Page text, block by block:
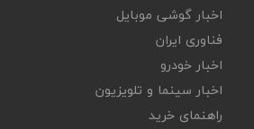
اخبار گوشی موبایل
فناوری ایران
اخبار خودرو
اخبار سینما و تلویزیون
راهنمای خرید